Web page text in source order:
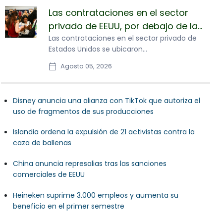
Las contrataciones en el sector
privado de EEUU, por debajo de las
expectativas en julio (informe)
Las contrataciones en el sector privado de
Estados Unidos se ubicaron
expectativas en julio, según datos de la firma
Agosto 05, 2026
Disney anuncia una alianza con TikTok que autoriza el
uso de fragmentos de sus producciones
Islandia ordena la expulsión de 21 activistas contra la
caza de ballenas
China anuncia represalias tras las sanciones
comerciales de EEUU
Heineken suprime 3.000 empleos y aumenta su
beneficio en el primer semestre